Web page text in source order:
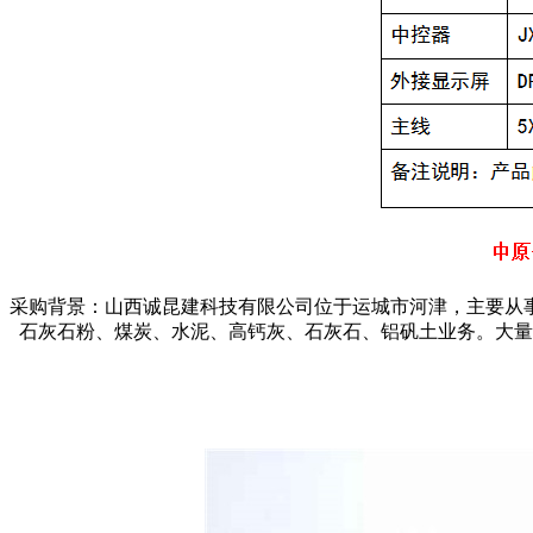
采购背景：山西诚昆建科技有限公司位于运城市河津，主要
石灰石粉、煤炭、水泥、高钙灰、石灰石、铝矾土业务。大